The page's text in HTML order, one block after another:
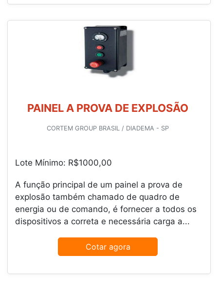
PAINEL A PROVA DE EXPLOSÃO
CORTEM GROUP BRASIL / DIADEMA - SP
Lote Mínimo: R$1000,00
A função principal de um painel a prova de
explosão também chamado de quadro de
energia ou de comando, é fornecer a todos os
dispositivos a correta e necessária carga a...
Cotar agora